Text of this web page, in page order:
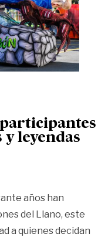
leyendas
años han
del Llano, este
a quienes decidan